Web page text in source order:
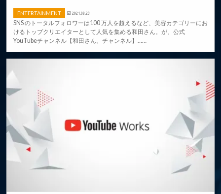
ENTERTAINMENT 2021.08.23
SNS のトータルフォロワーは100 万人を超えるなど、美容カテゴリーにお
けるトップクリエイターとして人気を集める和田さん。が、公式
YouTubeチャンネル【和田さん。チャンネル】……